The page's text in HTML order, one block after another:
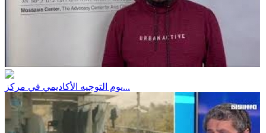
يوم التوجيه الأكاديمي في مركز...